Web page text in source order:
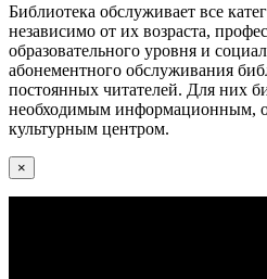
Библиотека обслуживает все
независимо от их возраста,
образовательного уровня и
абонементного обслуживания
постоянных читателей. Для них
необходимым информационным,
культурным центром.
×